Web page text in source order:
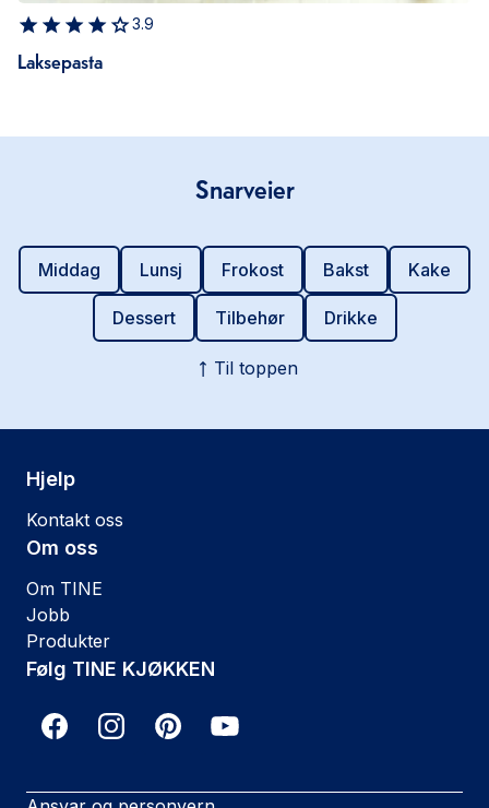
3.9
Laksepasta
Snarveier
Middag Lunsj Frokost Bakst Kake
Dessert Tilbehør Drikke
Til toppen
Hjelp
Kontakt oss
Om oss
Om TINE
Jobb
Produkter
Følg TINE KJØKKEN